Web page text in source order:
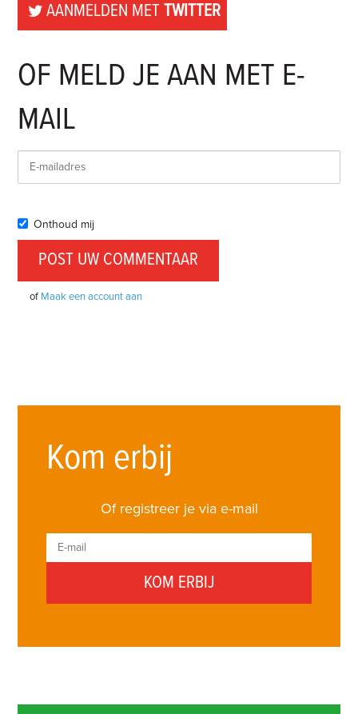
AANMELDEN METTWITTER
OF MELD JE AAN MET E-
MAIL
Onthoud mij
of Maak een account aan
Kom erbij
Of registreer je via e-mail